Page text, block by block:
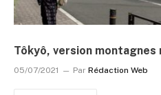
Tôkyô, version montagnes
05/07/2021 Par Rédaction Web